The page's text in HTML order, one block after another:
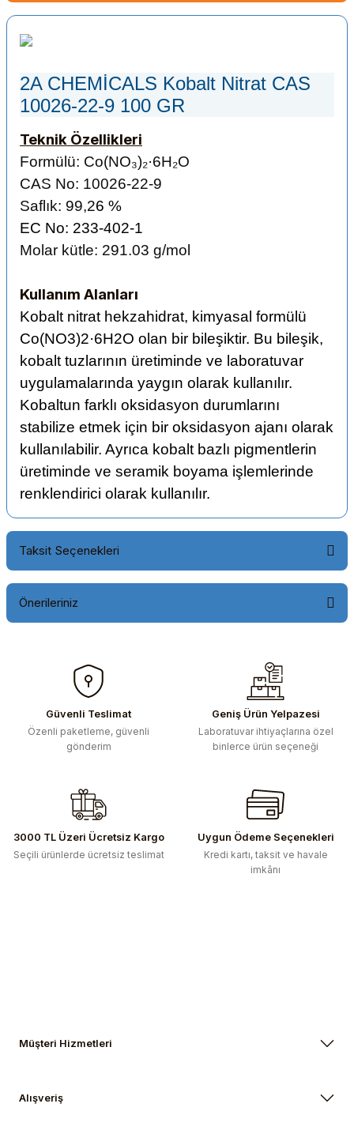
2A CHEMİCALS Kobalt Nitrat CAS
10026-22-9 100 GR
Teknik Özellikleri
Formülü: Co(NO₃)₂·6H₂O
CAS No: 10026-22-9
Saflık: 99,26 %
EC No: 233-402-1
Molar kütle: 291.03 g/mol
Kullanım Alanları
Kobalt nitrat hekzahidrat, kimyasal formülü
Co(NO3)2·6H2O olan bir bileşiktir. Bu bileşik,
kobalt tuzlarının üretiminde ve laboratuvar
uygulamalarında yaygın olarak kullanılır.
Kobaltun farklı oksidasyon durumlarını
stabilize etmek için bir oksidasyon ajanı olarak
kullanılabilir. Ayrıca kobalt bazlı pigmentlerin
üretiminde ve seramik boyama işlemlerinde
renklendirici olarak kullanılır.
Taksit Seçenekleri
Önerileriniz
konularda yetersiz gördüğünüz noktaları öneri formunu
kullanarak tarafımıza iletebilirsiniz.
Görüş ve önerileriniz için teşekkür ederiz.
Ürün resmi kalitesiz, bozuk veya görüntülenemiyor.
Ürün fiyatı diğer sitelerden daha pahalı.
Bu ürüne benzer farklı alternatifler olmalı.
Güvenli Teslimat
Özenli paketleme, güvenli
gönderim
Geniş Ürün Yelpazesi
Laboratuvar ihtiyaçlarına özel
binlerce ürün seçeneği
3000 TL Üzeri Ücretsiz Kargo
Seçili ürünlerde ücretsiz teslimat
Uygun Ödeme Seçenekleri
Kredi kartı, taksit ve havale
imkânı
Müşteri Hizmetleri
Alışveriş